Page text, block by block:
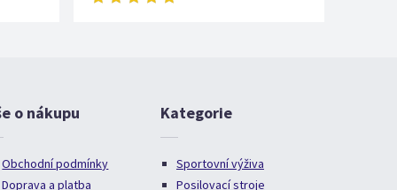
o nákupu
Obchodní podmínky
Doprava a platba
Kategorie
Sportovní výživa
Posilovací stroje